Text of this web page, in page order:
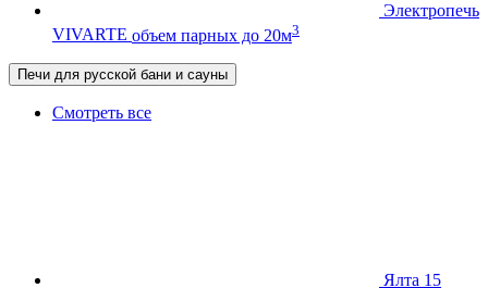
Электропечь
VIVARTE объем парных до 20м3
Печи для русской бани и сауны
Смотреть все
Ялта 15